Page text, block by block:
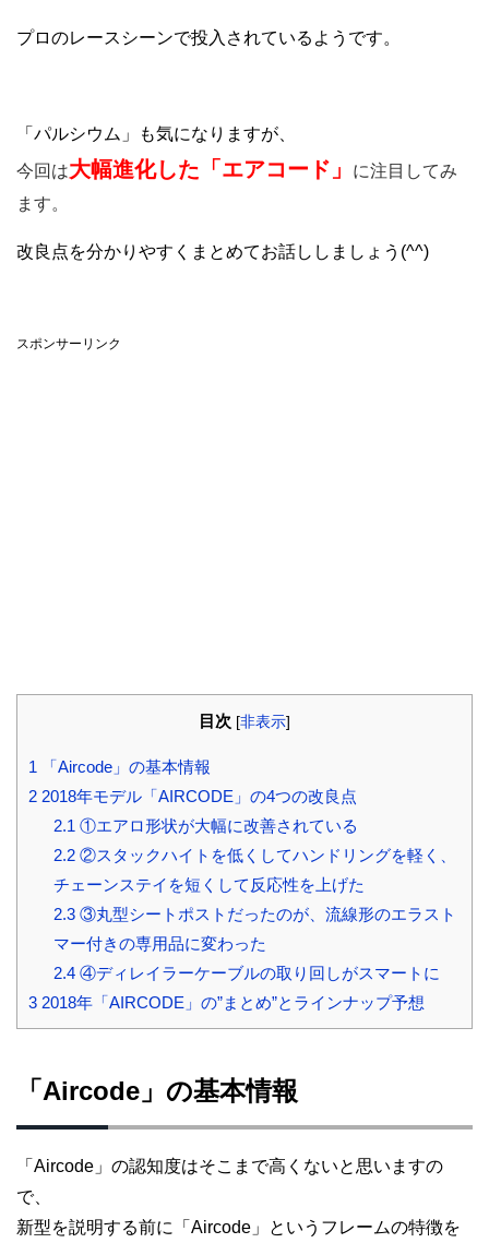
プロのレースシーンで投入されているようです。
「パルシウム」も気になりますが、
今回は大幅進化した「エアコード」
に注目してみ
ます。
改良点を分かりやすくまとめてお話ししましょう(^^)
スポンサーリンク
目次 [非表示]
1 「Aircode」の基本情報
2 2018年モデル「AIRCODE」の4つの改良点
2.1 ①エアロ形状が大幅に改善されている
2.2②スタックハイトを低くしてハンドリングを軽く、
チェーンステイを短くして反応性を上げた
2.3③丸型シートポストだったのが、流線形のエラスト
マー付きの専用品に変わった
2.4④ディレイラーケーブルの取り回しがスマートに
3 2018年「AIRCODE」の”まとめ”とラインナップ予想
「Aircode」の基本情報
「Aircode」の認知度はそこまで高くないと思いますの
で、
新型を説明する前に「Aircode」というフレームの特徴を